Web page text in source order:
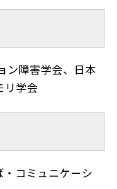
ン障害学会、日本
リ学会
コミュニケーシ